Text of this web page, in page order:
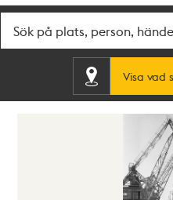
Visa vad